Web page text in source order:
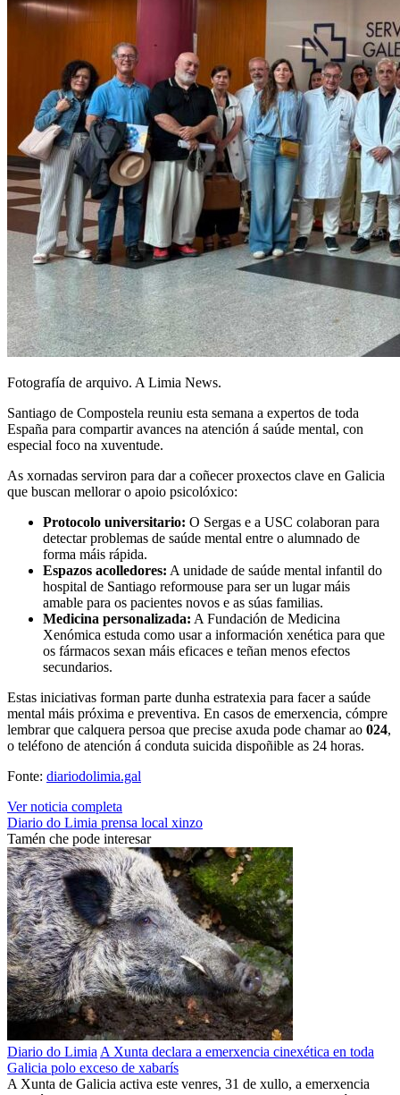
Fotografía de arquivo. A Limia News.
Santiago de Compostela reuniu esta semana a expertos de toda
España para compartir avances na atención á saúde mental, con
especial foco na xuventude.
As xornadas serviron para dar a coñecer proxectos clave en Galicia
que buscan mellorar o apoio psicolóxico:
Protocolo universitario: O Sergas e a USC colaboran para
detectar problemas de saúde mental entre o alumnado de
forma máis rápida.
Espazos acolledores: A unidade de saúde mental infantil do
hospital de Santiago reformouse para ser un lugar máis
amable para os pacientes novos e as súas familias.
Medicina personalizada: A Fundación de Medicina
Xenómica estuda como usar a información xenética para que
os fármacos sexan máis eficaces e teñan menos efectos
secundarios.
Estas iniciativas forman parte dunha estratexia para facer a saúde
mental máis próxima e preventiva. En casos de emerxencia, cómpre
lembrar que calquera persoa que precise axuda pode chamar ao 024,
o teléfono de atención á conduta suicida dispoñible as 24 horas.
Fonte: diariodolimia.gal
Ver noticia completa
Diario do Limia prensa local xinzo
Tamén che pode interesar
Diario do Limia A Xunta declara a emerxencia cinexética en toda
Galicia polo exceso de xabarís
A Xunta de Galicia activa este venres, 31 de xullo, a emerxencia